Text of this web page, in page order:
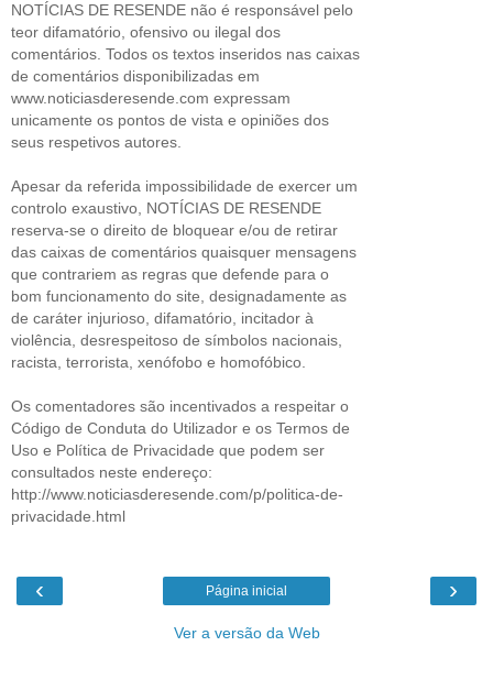
NOTÍCIAS DE RESENDE não é responsável pelo
teor difamatório, ofensivo ou ilegal dos
comentários. Todos os textos inseridos nas caixas
de comentários disponibilizadas em
www.noticiasderesende.com expressam
unicamente os pontos de vista e opiniões dos
seus respetivos autores.
Apesar da referida impossibilidade de exercer um
controlo exaustivo, NOTÍCIAS DE RESENDE
reserva-se o direito de bloquear e/ou de retirar
das caixas de comentários quaisquer mensagens
que contrariem as regras que defende para o
bom funcionamento do site, designadamente as
de caráter injurioso, difamatório, incitador à
violência, desrespeitoso de símbolos nacionais,
racista, terrorista, xenófobo e homofóbico.
Os comentadores são incentivados a respeitar o
Código de Conduta do Utilizador e os Termos de
Uso e Política de Privacidade que podem ser
consultados neste endereço:
http://www.noticiasderesende.com/p/politica-de-
privacidade.html
‹ ›
Página inicial
Ver a versão da Web